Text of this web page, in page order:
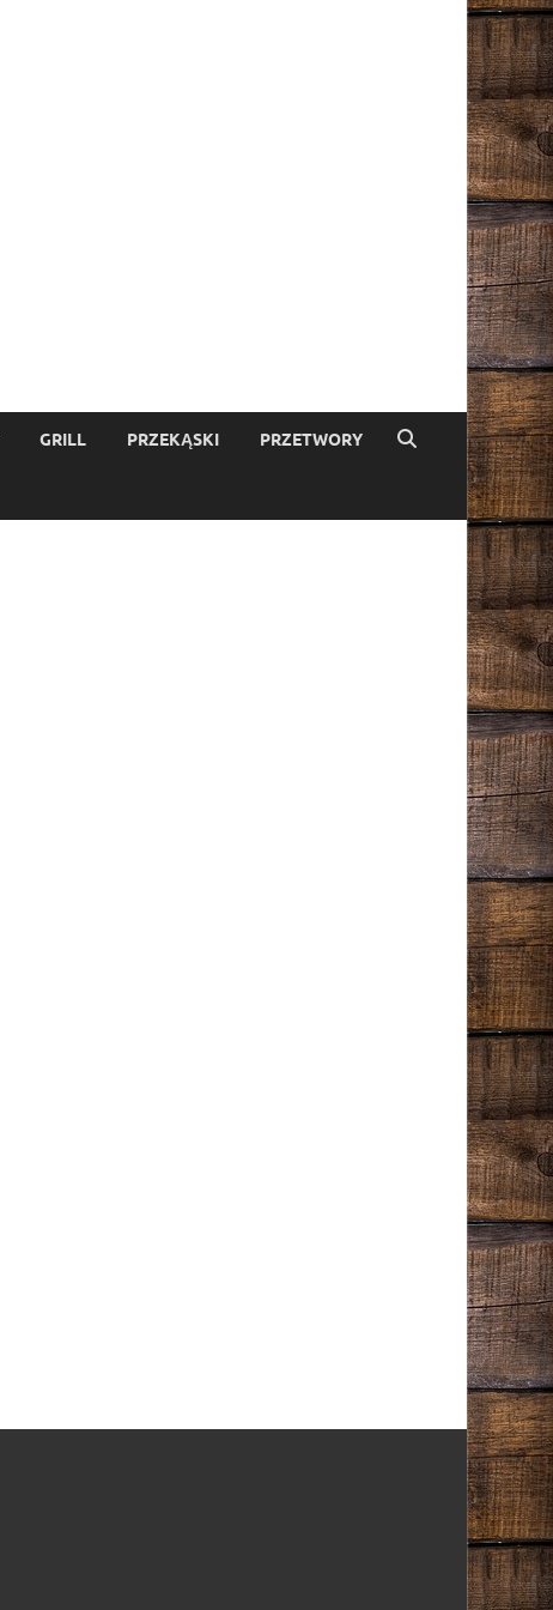
GRILL PRZEKĄSKI PRZETWORY